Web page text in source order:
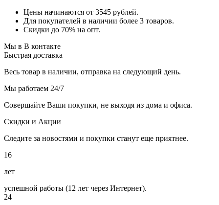
Цены начинаются от 3545 рублей.
Для покупателей в наличии более 3 товаров.
Скидки до 70% на опт.
Мы в В контакте
Быстрая доставка
Весь товар в наличии, отправка на следующий день.
Мы работаем 24/7
Совершайте Ваши покупки, не выходя из дома и офиса.
Скидки и Акции
Следите за новостями и покупки станут еще приятнее.
16
лет
успешной работы (12 лет через Интернет).
24